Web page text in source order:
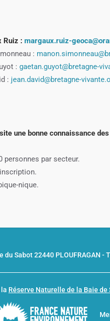
Ruiz :margaux.ruiz-
:
:gaetan.guyot@bretagne-
: jean.david@bretagne-
une bonne connaissance
personnes par secteur.
nique.
du Sabot 22440 PLOUFRAGAN -
Réserve Naturelle de la Baie